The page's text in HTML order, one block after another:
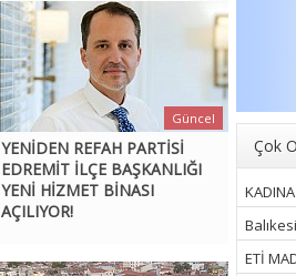
Çok
ETİ
YENİDEN REFAH PARTİSİ
EDREMİT İLÇE BAŞKANLIĞI
YENİ HİZMET BİNASI
AÇILIYOR!
Güncel